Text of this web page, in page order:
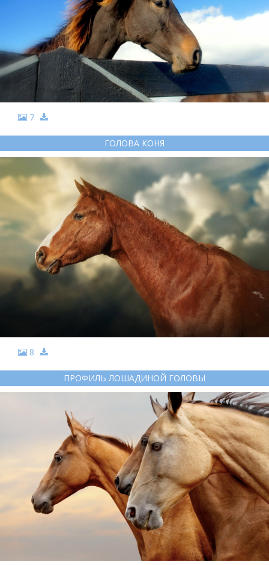
7
ГОЛОВА КОНЯ
8
ПРОФИЛЬ ЛОШАДИНОЙ ГОЛОВЫ